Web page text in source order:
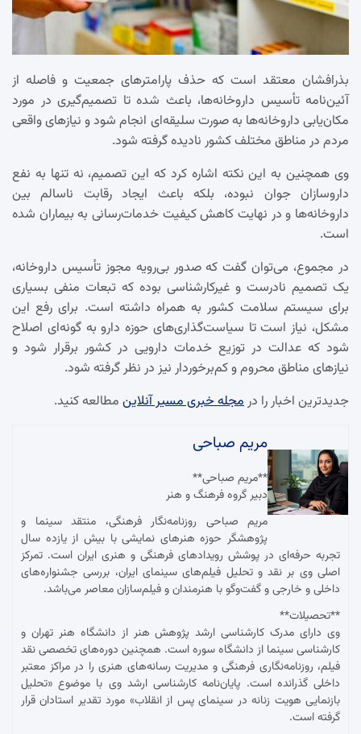
بذرافشان معتقد است که حذف پارامترهای جمعیت و فاصله از
آئین‌نامه تأسیس داروخانه‌ها، باعث شده تا تصمیم‌گیری در مورد
مکان‌یابی داروخانه‌ها به صورت سلیقه‌ای انجام شود و نیازهای واقعی
مردم در مناطق مختلف کشور نادیده گرفته شود.
وی همچنین به این نکته اشاره کرد که این تصمیم، نه تنها به نفع
داروسازان جوان نبوده، بلکه باعث ایجاد رقابت ناسالم بین
داروخانه‌ها و در نهایت کاهش کیفیت خدمات‌رسانی به بیماران شده
است.
در مجموع، می‌توان گفت که صدور بی‌رویه مجوز تأسیس داروخانه،
یک تصمیم نادرست و غیرکارشناسی بوده که تبعات منفی بسیاری
برای سیستم سلامت کشور به همراه داشته است. برای رفع این
مشکل، نیاز است تا سیاست‌گذاری‌های حوزه دارو به گونه‌ای اصلاح
شود که عدالت در توزیع خدمات دارویی در کشور برقرار شود و
نیازهای مناطق محروم و کم‌برخوردار نیز در نظر گرفته شود.
جدیدترین اخبار را درمجله خبری مسیر آنلاین مطالعه کنید.
مریم صباحی
**مریم صباحی**
دبیر گروه فرهنگ و هنر
مریم صباحی روزنامه‌نگار فرهنگی، منتقد سینما و
پژوهشگر حوزه هنرهای نمایشی با بیش از یازده سال
تجربه حرفه‌ای در پوشش رویدادهای فرهنگی و هنری ایران است. تمرکز
اصلی وی بر نقد و تحلیل فیلم‌های سینمای ایران، بررسی جشنواره‌های
داخلی و خارجی و گفت‌وگو با هنرمندان و فیلم‌سازان معاصر می‌باشد.
**تحصیلات**
وی دارای مدرک کارشناسی ارشد پژوهش هنر از دانشگاه هنر تهران و
کارشناسی سینما از دانشگاه سوره است. همچنین دوره‌های تخصصی نقد
فیلم، روزنامه‌نگاری فرهنگی و مدیریت رسانه‌های هنری را در مراکز معتبر
داخلی گذرانده است. پایان‌نامه کارشناسی ارشد وی با موضوع «تحلیل
بازنمایی هویت زنانه در سینمای پس از انقلاب» مورد تقدیر استادان قرار
گرفته است.